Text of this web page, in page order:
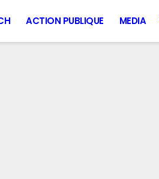
ACTION PUBLIQUE MEDIA